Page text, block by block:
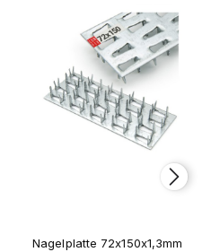
Nagelplatte 72x150x1,3mm